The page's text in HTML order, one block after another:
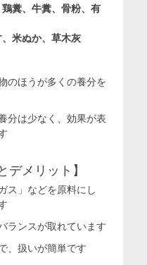
糞、牛糞、骨粉、有
米ぬか、草木灰
のほうが多くの養分を
分は少なく、効果が表
デメリット】
ス」などを原料にし
ランスが取れています
、扱いが簡単です